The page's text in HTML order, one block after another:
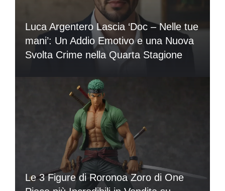
Luca Argentero Lascia ‘Doc – Nelle tue
mani’: Un Addio Emotivo e una Nuova
Svolta Crime nella Quarta Stagione
Le 3 Figure di Roronoa Zoro di One